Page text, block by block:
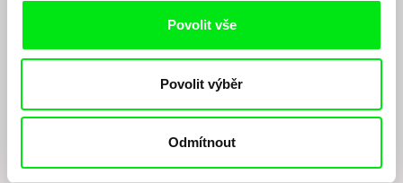
Povolit vše
Povolit výběr
Odmítnout
elektronickými prostředky a souvisejícím zpracováním osobních údajů pro účely
Zásady zpracování osobních údajů, textu rozumím a souhlasím s ním, přičemž